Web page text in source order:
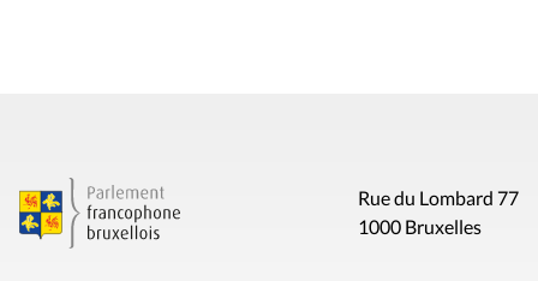
Rue du Lombard 77
1000 Bruxelles